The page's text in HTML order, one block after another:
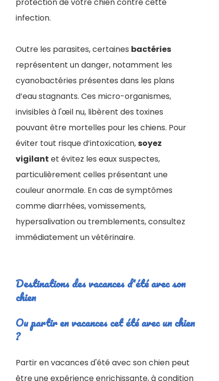
protection de votre chien contre cette
infection.
Outre les parasites, certaines bactéries
représentent un danger, notamment les
cyanobactéries présentes dans les plans
d’eau stagnants. Ces micro-organismes,
invisibles à l'œil nu, libèrent des toxines
pouvant être mortelles pour les chiens. Pour
éviter tout risque d’intoxication,soyez
vigilant et évitez les eaux suspectes,
particulièrement celles présentant une
couleur anormale. En cas de symptômes
comme diarrhées, vomissements,
hypersalivation ou tremblements, consultez
immédiatement un vétérinaire.
Destinations des vacances d'été avec son
chien
Ou partir en vacances cet été avec un chien
?
Partir en vacances d'été avec son chien peut
être une expérience enrichissante, à condition